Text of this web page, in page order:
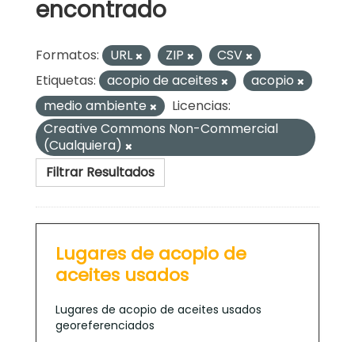
encontrado
Formatos: URL ZIP
CSV
Etiquetas:
acopio de aceites
acopio
medio ambiente
Licencias:
Creative Commons Non-Commercial
(Cualquiera)
Filtrar Resultados
Lugares de acopio de
aceites usados
Lugares de acopio de aceites usados
georeferenciados